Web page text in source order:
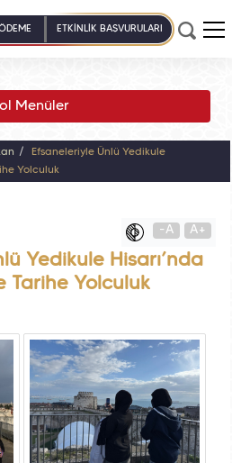
ETKİNLİK BAŞVURULARI
Menüler
Efsaneleriyle Ünlü Yedikule
Yolculuk
-A A+
Yedikule Hisarı’nda
Tarihe Yolculuk